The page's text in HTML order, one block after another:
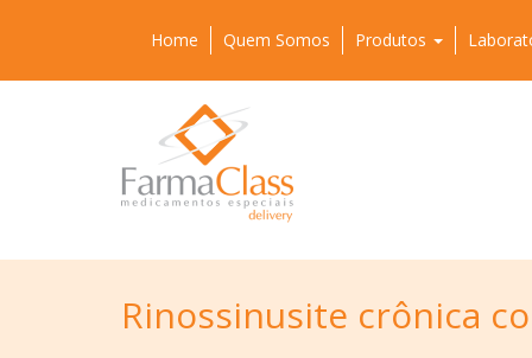
Home Quem Somos Produtos
Rinossinusite crônica